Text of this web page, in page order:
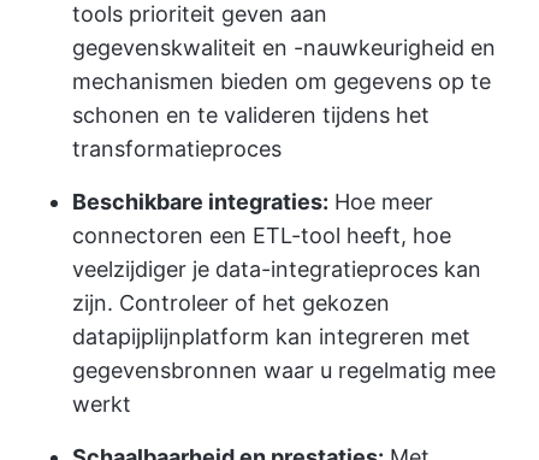
tools prioriteit geven aan
gegevenskwaliteit en -nauwkeurigheid en
mechanismen bieden om gegevens op te
schonen en te valideren tijdens het
transformatieproces
Beschikbare integraties: Hoe meer
connectoren een ETL-tool heeft, hoe
veelzijdiger je data-integratieproces kan
zijn. Controleer of het gekozen
datapijplijnplatform kan integreren met
gegevensbronnen waar u regelmatig mee
werkt